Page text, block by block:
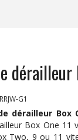
dérailleur
G1
dérailleur Box
Box One 11
Two, 9 ou 11